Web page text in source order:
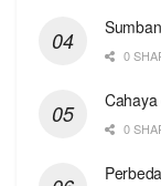
0
Cahaya
0